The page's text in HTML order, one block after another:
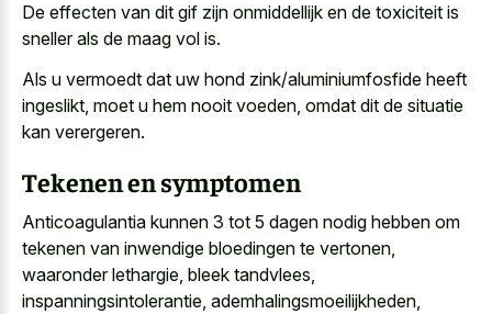
De effecten van dit gif zijn onmiddellijk en de toxiciteit is
sneller als de maag vol is.
Als u vermoedt dat uw hond zink/aluminiumfosfide heeft
ingeslikt, moet u hem nooit voeden, omdat dit de situatie
kan verergeren.
Tekenen en symptomen
Anticoagulantia kunnen 3 tot 5 dagen nodig hebben om
tekenen van inwendige bloedingen te vertonen,
waaronder lethargie, bleek tandvlees,
inspanningsintolerantie, ademhalingsmoeilijkheden,